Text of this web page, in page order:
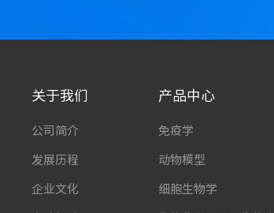
关于我们
公司简介
发展历程
企业文化
产品中心
免疫学
动物模型
细胞生物学